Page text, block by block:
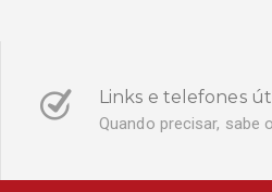
Links e telefones
Quando precisar, sabe